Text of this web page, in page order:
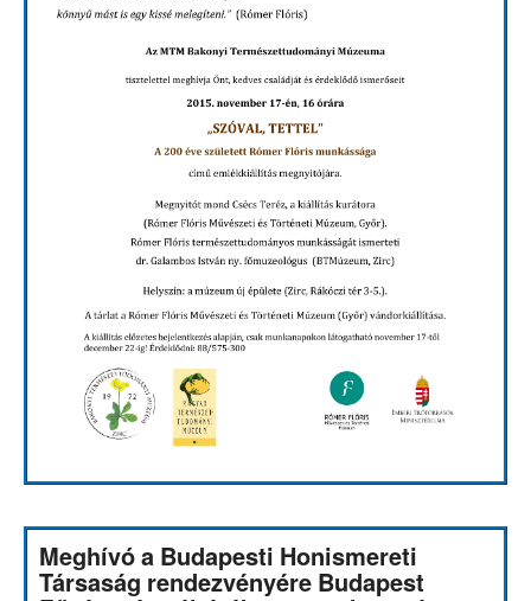
Meghívó a Budapesti Honismereti
Társaság rendezvényére Budapest